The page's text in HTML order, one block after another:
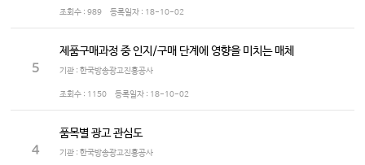
조회수 : 989 등록일자 : 18-10-02
5
제품구매과정 중 인지/구매 단계에 영향을 미치는 매체
기관 : 한국방송광고진흥공사
조회수 : 1150 등록일자 : 18-10-02
4
품목별 광고 관심도
기관 : 한국방송광고진흥공사